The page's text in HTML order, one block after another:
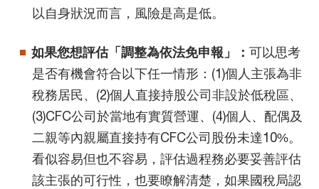
以自身狀況而言，風險是高是低。
如果您想評估「調整為依法免申報」： 可以思考
是否有機會符合以下任一情形：(1)個人主張為非
稅務居民、(2)個人直接持股公司非設於低稅區、
(3)CFC公司於當地有實質營運、(4)個人、配偶及
二親等內親屬直接持有CFC公司股份未達10%。
看似容易但也不容易，評估過程務必要妥善評估
該主張的可行性，也要瞭解清楚，如果國稅局認